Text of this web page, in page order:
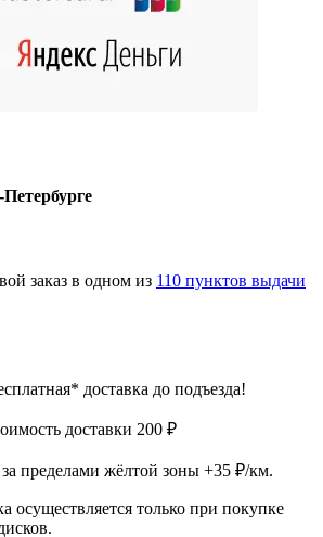
заказ в одном из 110 пунктов выдачи
* доставка до подъезда!
доставки 200 ₽
пределами жёлтой зоны +35 ₽/км.
осуществляется только при покупке